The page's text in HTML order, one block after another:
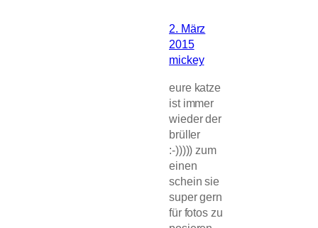
2. März
2015
mickey
eure katze
ist immer
wieder der
brüller
:-))))) zum
einen
schein sie
super gern
für fotos zu